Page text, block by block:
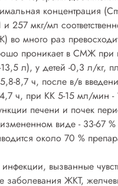
концентрация
и 257 мкг/мл
во много раз
проникает в СМЖ при
л), у детей -0,3 л/кг,
8,7 ч, после в/в
ч, при КК 5-15 мл/мин
печени и почек
виде - 33-67
около 70 %
инфекции, вызванные
заболевания ЖКТ,